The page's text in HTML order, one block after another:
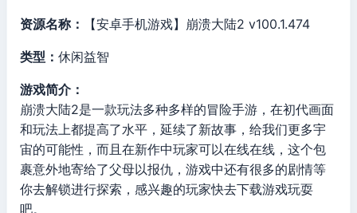
资源名称： 【安卓手机游戏】崩溃大陆2 v100.1.474
类型： 休闲益智
游戏简介：
崩溃大陆2是一款玩法多种多样的冒险手游，在初代画面
和玩法上都提高了水平，延续了新故事，给我们更多宇
宙的可能性，而且在新作中玩家可以在线在线，这个包
裹意外地寄给了父母以报仇，游戏中还有很多的剧情等
你去解锁进行探索，感兴趣的玩家快去下载游戏玩耍
吧。